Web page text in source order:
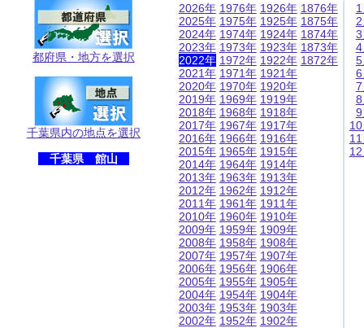
都府県・地方を選択
千葉県内の地点を選択
千葉県 館山
2026年
2025年
2024年
2023年
2022年
2021年
2020年
2019年
2018年
2017年
2016年
2015年
2014年
2013年
2012年
2011年
2010年
2009年
2008年
2007年
2006年
2005年
2004年
2003年
2002年
1976年
1975年
1974年
1973年
1972年
1971年
1970年
1969年
1968年
1967年
1966年
1965年
1964年
1963年
1962年
1961年
1960年
1959年
1958年
1957年
1956年
1955年
1954年
1953年
1952年
1926年
1925年
1924年
1923年
1922年
1921年
1920年
1919年
1918年
1917年
1916年
1915年
1914年
1913年
1912年
1911年
1910年
1909年
1908年
1907年
1906年
1905年
1904年
1903年
1902年
1876年
1875年
1874年
1873年
1872年